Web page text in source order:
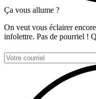
Ça vous allume ?
On veut vous éclairer
infolettre. Pas de pourriel !